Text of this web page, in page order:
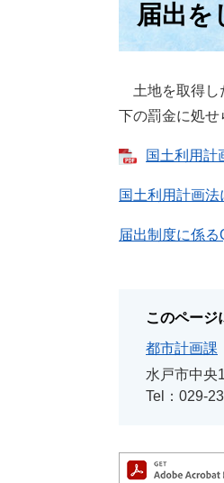
届出を
土地を取得し
下の罰金に処せ
国土利用計
国土利用計画
届出制度に係る
このページ
都市計画課
水戸市中央
Tel：029-